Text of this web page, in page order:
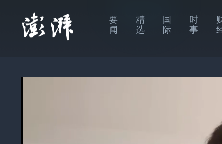
要
闻
精
选
国
际
时
事